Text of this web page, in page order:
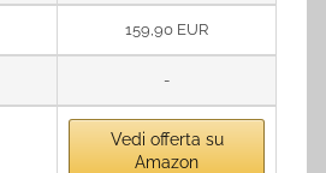
159,90 EUR
-
Vedi offerta su
Amazon